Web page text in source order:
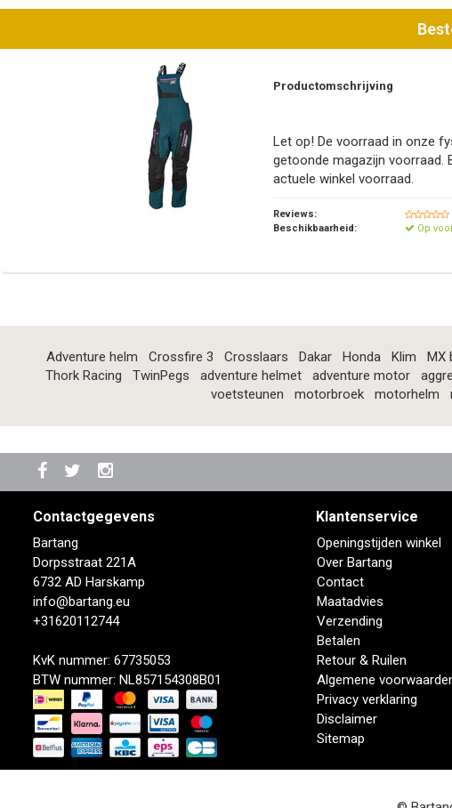
Productomschrijving
Let op! De voorraad in onze
getoonde magazijn voorraad.
actuele winkel voorraad.
Reviews:
Beschikbaarheid: Op
Adventure helm Crossfire 3 Crosslaars Dakar Honda Klim MX
Thork Racing
TwinPegs adventure helmet adventure motor
voetsteunen
motorbroek motorhelm
Contactgegevens
Bartang
Dorpsstraat 221A
6732 AD Harskamp
info@bartang.eu
+31620112744
KvK nummer: 67735053
BTW nummer: NL857154308B01
Klantenservice
Openingstijden winkel
Over Bartang
Contact
Maatadvies
Verzending
Betalen
Retour & Ruilen
Algemene
Privacy verklaring
Disclaimer
Sitemap